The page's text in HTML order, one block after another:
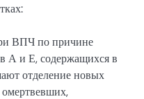
ВПЧ по причине
А и Е, содержащихся в
отделение новых
омертвевших,